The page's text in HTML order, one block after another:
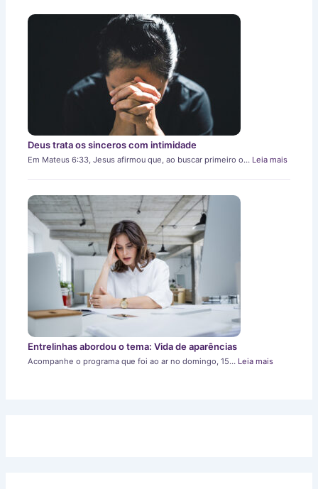
Deus trata os sinceros com intimidade
Em Mateus 6:33, Jesus afirmou que, ao buscar primeiro o… Leia mais
Entrelinhas abordou o tema: Vida de aparências
Acompanhe o programa que foi ao ar no domingo, 15… Leia mais